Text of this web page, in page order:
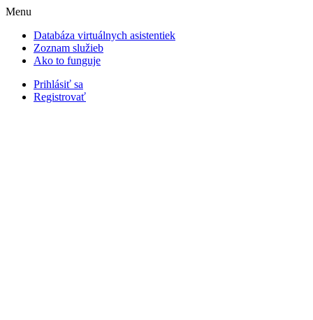
Menu
Databáza virtuálnych asistentiek
Zoznam služieb
Ako to funguje
Prihlásiť sa
Registrovať